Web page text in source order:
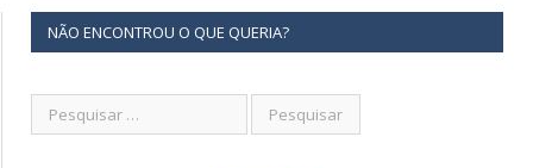
NÃO ENCONTROU O QUE QUERIA?